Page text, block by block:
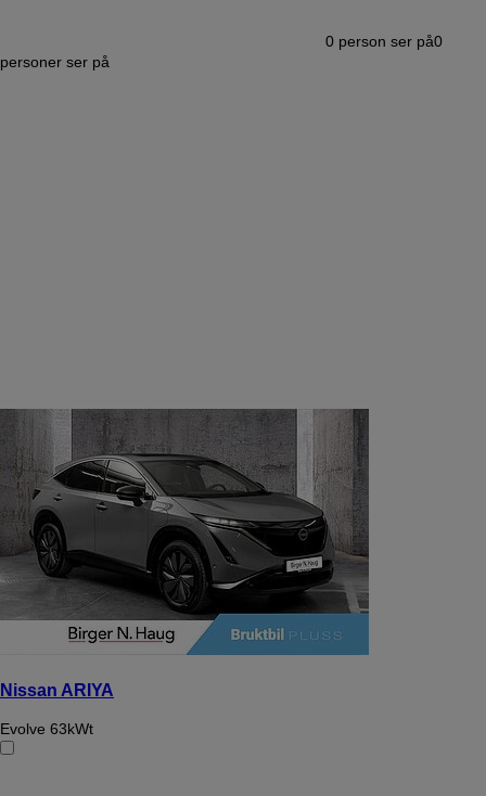
0 person ser på0
personer ser på
Nissan ARIYA
Evolve 63kWt